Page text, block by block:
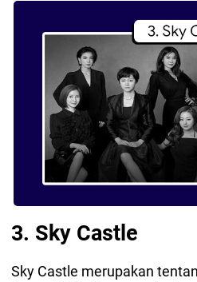
3. Sky Castle
Sky Castle merupakan